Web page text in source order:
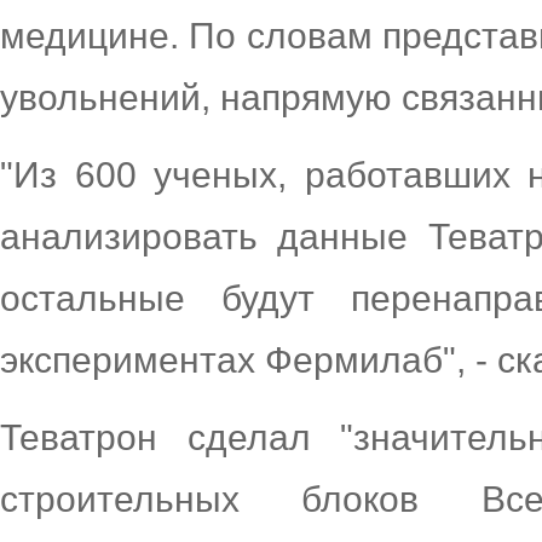
медицине. По словам
увольнений, напрямую
"Из 600 ученых, работавших
анализировать данные
остальные будут
экспериментах Фермилаб", -
Теватрон сделал
строительных блоков